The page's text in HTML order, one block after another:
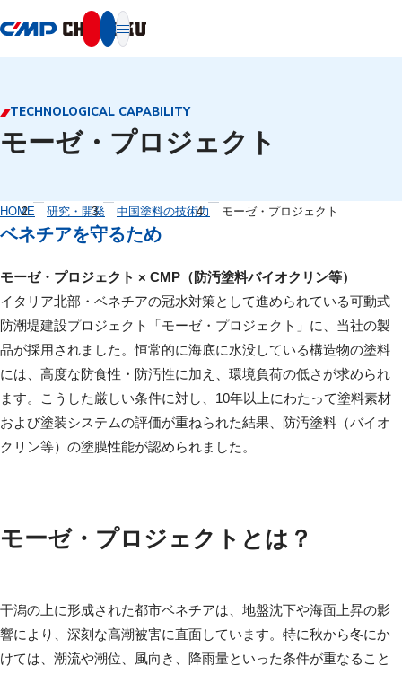
TECHNOLOGICAL CAPABILITY
モーゼ・プロジェクト
HOME 研究・開発 中国塗料の技術力 モーゼ・プロジェクト
ベネチアを守るため
モーゼ・プロジェクト × CMP（防汚塗料バイオクリン等）
イタリア北部・ベネチアの冠水対策として進められている可動式
防潮堤建設プロジェクト「モーゼ・プロジェクト」に、当社の製
品が採用されました。恒常的に海底に水没している構造物の塗料
には、高度な防食性・防汚性に加え、環境負荷の低さが求められ
ます。こうした厳しい条件に対し、10年以上にわたって塗料素材
および塗装システムの評価が重ねられた結果、防汚塗料（バイオ
クリン等）の塗膜性能が認められました。
モーゼ・プロジェクトとは？
干潟の上に形成された都市ベネチアは、地盤沈下や海面上昇の影
響により、深刻な高潮被害に直面しています。特に秋から冬にか
けては、潮流や潮位、風向き、降雨量といった条件が重なること